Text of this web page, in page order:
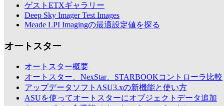
ゲストETXギャラリー
Deep Sky Imager Test Images
Meade LPI Imagingの最適設定値を探る
オートスター
オートスター概要
オートスター、NexStar、STARBOOKコントローラ比較
アップデータソフトASU3.xの新機能と使い方
ASUを使ってオートスターにオブジェクトデータ追加